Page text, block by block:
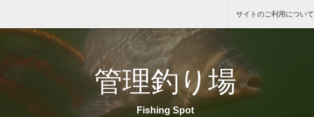
サイトのご利用について
管理釣り場
Fishing Spot